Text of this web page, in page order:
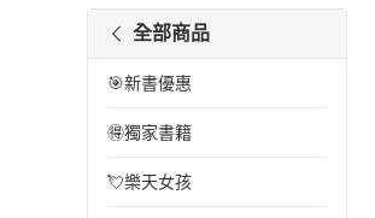
全部商品
🎯新書優惠
🉐獨家書籍
💘樂天女孩